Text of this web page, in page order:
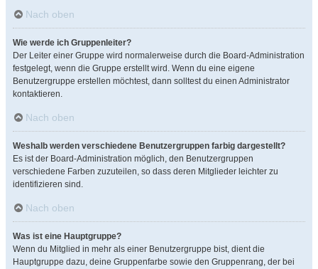
Nach oben
Wie werde ich Gruppenleiter?
Der Leiter einer Gruppe wird normalerweise durch die Board-Administration
festgelegt, wenn die Gruppe erstellt wird. Wenn du eine eigene
Benutzergruppe erstellen möchtest, dann solltest du einen Administrator
kontaktieren.
Nach oben
Weshalb werden verschiedene Benutzergruppen farbig dargestellt?
Es ist der Board-Administration möglich, den Benutzergruppen
verschiedene Farben zuzuteilen, so dass deren Mitglieder leichter zu
identifizieren sind.
Nach oben
Was ist eine Hauptgruppe?
Wenn du Mitglied in mehr als einer Benutzergruppe bist, dient die
Hauptgruppe dazu, deine Gruppenfarbe sowie den Gruppenrang, der bei